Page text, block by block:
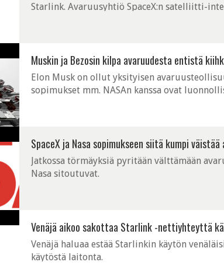
Starlink. Avaruusyhtiö SpaceX:n satelliitti-
Muskin ja Bezosin kilpa avaruudesta entistä
Elon Musk on ollut yksityisen
sopimukset mm. NASAn kanssa ovat
SpaceX ja Nasa sopimukseen siitä kumpi väistää
Jatkossa törmäyksiä pyritään välttämään
Nasa sitoutuvat.
Venäjä aikoo sakottaa Starlink -nettiyhteyttä
Venäjä haluaa estää Starlinkin käytön
käytöstä laitonta.